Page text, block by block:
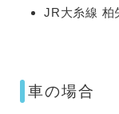
JR大糸線 柏
車の場合